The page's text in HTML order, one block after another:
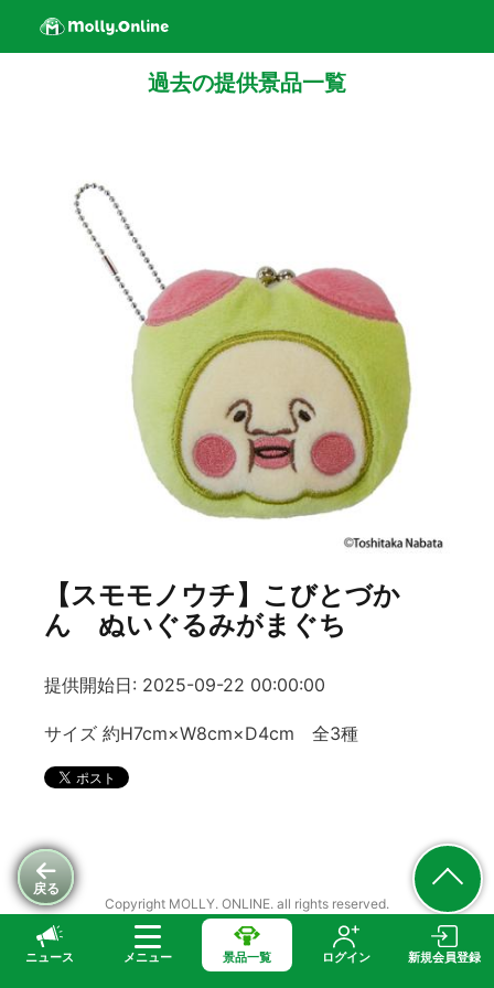
ニュース メニュー 景品一覧 ログイン 新規会員登録
戻る
過去の提供景品一覧
【スモモノウチ】こびとづか
ん ぬいぐるみがまぐち
提供開始日: 2025-09-22 00:00:00
サイズ 約H7cm×W8cm×D4cm 全3種
Copyright MOLLY. ONLINE. all rights reserved.